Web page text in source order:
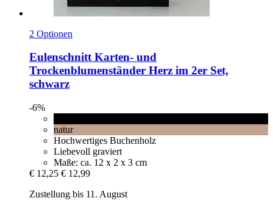
2 Optionen
EulenschnittKarten-​ und
Trockenblumenständer Herz im 2er Set,
schwarz
-6%
natur
Hochwertiges Buchenholz
Liebevoll graviert
Maße: ca. 12 x 2 x 3 cm
€ 12,25 € 12,99
Zustellung bis 11. August